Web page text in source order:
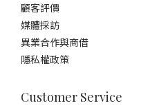
顧客評價
媒體採訪
異業合作與商借
隱私權政策
Customer Service